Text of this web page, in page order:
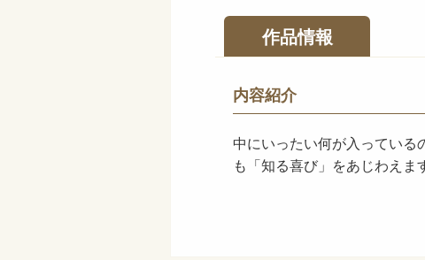
作品情報
内容紹介
中にいったい何が入ってい
も「知る喜び」をあじわえま